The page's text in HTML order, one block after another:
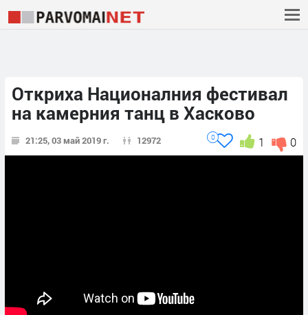
Откриха Националния фестивал
на камерния танц в Хасково
21:25, 03 май 2019 г. 12972 0
1
0